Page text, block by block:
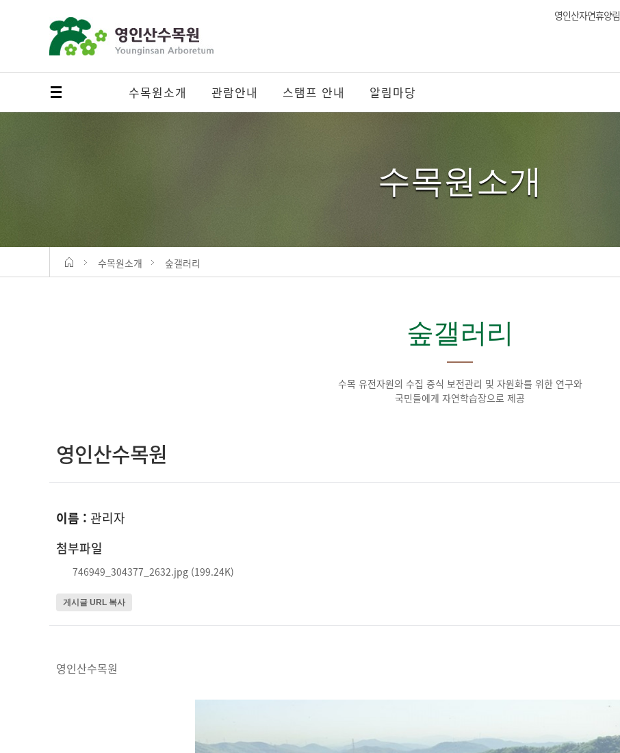
영인산자연휴양림
메뉴 열기 수목원소개 관람안내 스탬프 안내 알림마당
수목원소개
수목원소개 숲갤러리
숲갤러리
수목 유전자원의 수집 증식 보전관리 및 자원화를 위한 연구와
국민들에게 자연학습장으로 제공
영인산수목원
이름 : 관리자
첨부파일
746949_304377_2632.jpg (199.24K)
게시글 URL 복사
영인산수목원